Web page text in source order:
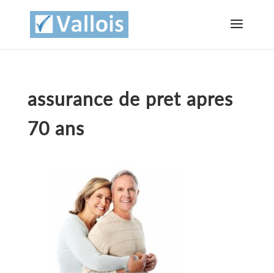
assurance de pret apres
70 ans